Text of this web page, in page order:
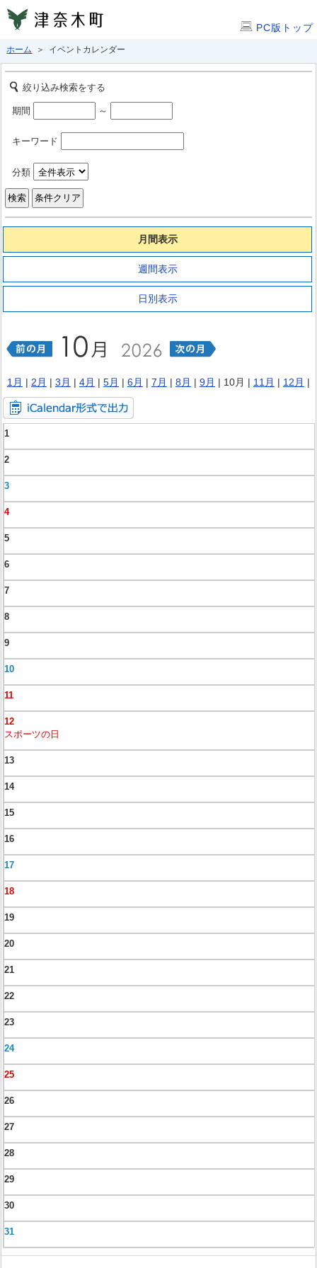
PC版トップ
ホーム ＞ イベントカレンダー
絞り込み検索をする
期間 ～
キーワード
分類
月間表示
週間表示
日別表示
1月 | 2月 | 3月 | 4月 | 5月 | 6月 | 7月 | 8月 | 9月 | 10月 | 11月 | 12月 |
1
2
3
4
5
6
7
8
9
10
11
12
スポーツの日
13
14
15
16
17
18
19
20
21
22
23
24
25
26
27
28
29
30
31